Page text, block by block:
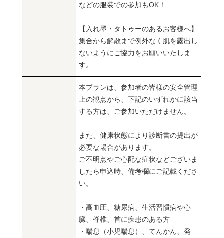
などの服装での参加もOK！
【入れ墨・タトゥーのあるお客様へ】
集合から解散まで例外なく肌を露出し
ないようにご協力をお願いいたしま
す。
本プランは、参加者の皆様の安全管理
上の観点から、下記のいずれかに該当
する方は、ご参加いただけません。
また、健康状態により診断書の提出が
必要な場合があります。
ご不明点やご心配な症状などございま
したら申込時、備考欄にご記載くださ
い。
・高血圧、糖尿病、生活習慣病や心
臓、脊椎、首に疾患のある方
・喘息（小児喘息）、てんかん、発